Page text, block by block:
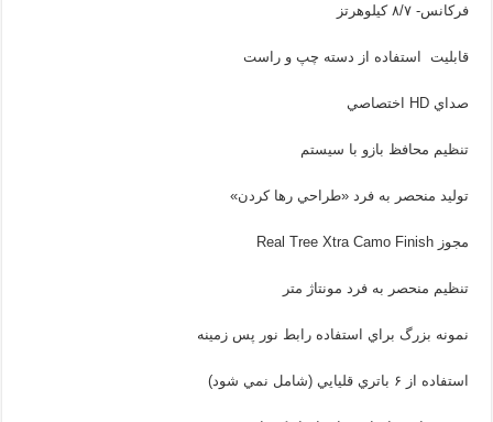
فركانس- ۸/۷ كيلوهرتز
قابلیت استفاده از دسته چپ و راست
صدايHD اختصاصي
تنظيم محافظ بازو با سيستم
توليد منحصر به فرد «طراحي رها كردن»
مجوزReal Tree Xtra Camo Finish
تنظيم منحصر به فرد مونتاژ متر
نمونه بزرگ براي استفاده رابط نور پس زمينه
استفاده از ۶ باتري قليايي (شامل نمي شود)